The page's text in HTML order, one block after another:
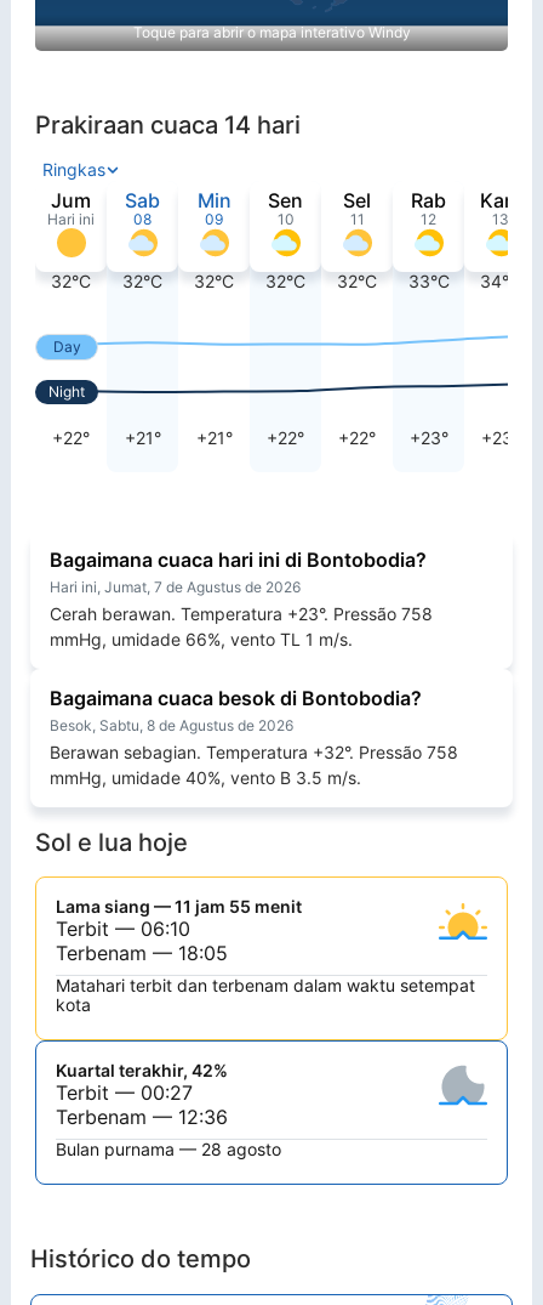
Toque para abrir o mapa interativo Windy
Prakiraan cuaca 14 hari
Ringkas
Jum
Hari ini
32°C
+22°
Sab
08
32°C
+21°
Min
09
32°C
+21°
Sen
10
32°C
+22°
Sel
11
32°C
+22°
Rab
12
33°C
+23°
Kam
13
34°C
+23°
Day
Night
Bagaimana cuaca hari ini di Bontobodia?
Hari ini, Jumat, 7 de Agustus de 2026
Cerah berawan. Temperatura +23°. Pressão 758
mmHg, umidade 66%, vento TL 1 m/s.
Bagaimana cuaca besok di Bontobodia?
Besok, Sabtu, 8 de Agustus de 2026
Berawan sebagian. Temperatura +32°. Pressão 758
mmHg, umidade 40%, vento B 3.5 m/s.
Sol e lua hoje
Lama siang — 11 jam 55 menit
Terbit — 06:10
Terbenam — 18:05
Matahari terbit dan terbenam dalam waktu setempat
kota
Kuartal terakhir, 42%
Terbit — 00:27
Terbenam — 12:36
Bulan purnama — 28 agosto
Histórico do tempo